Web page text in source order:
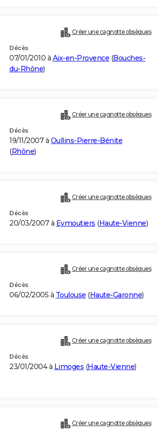
Créer une cagnotte obsèques
Décès
07/01/2010 à Aix-en-Provence (Bouches-
du-Rhône)
Créer une cagnotte obsèques
Décès
19/11/2007 à Oullins-Pierre-Bénite
(Rhône)
Créer une cagnotte obsèques
Décès
20/03/2007 à Eymoutiers (Haute-Vienne)
Créer une cagnotte obsèques
Décès
06/02/2005 à Toulouse (Haute-Garonne)
Créer une cagnotte obsèques
Décès
23/01/2004 à Limoges (Haute-Vienne)
Créer une cagnotte obsèques